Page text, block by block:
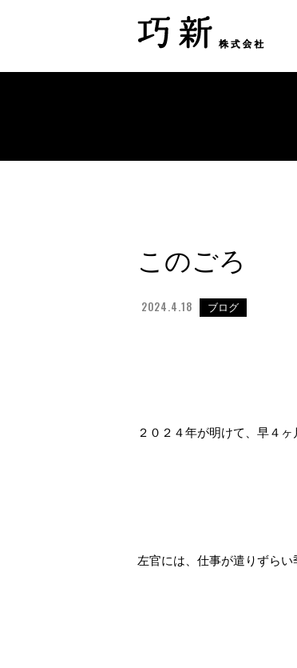
このごろ
2024.4.18 ブログ
２０２４年が明けて、早４ヶ
左官には、仕事が遣りずらい